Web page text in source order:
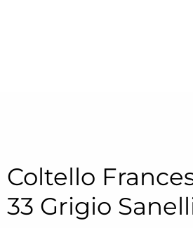
Coltello
33 Grigio